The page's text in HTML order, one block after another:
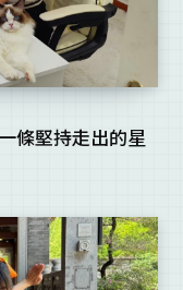
條堅持走出的星